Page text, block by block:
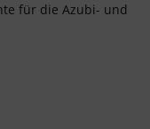
für die Azubi- und